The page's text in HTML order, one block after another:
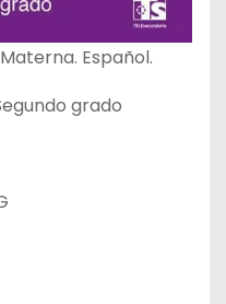
Español.
grado